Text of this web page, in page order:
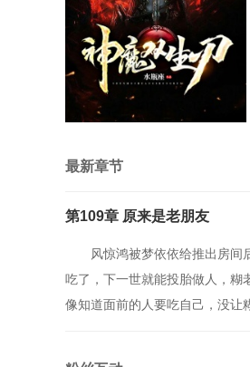
最新章节
第109章 原来是老朋友
风惊鸿被梦依依给推出房
吃了，下一世就能投胎做人，糊
像知道面前的人要吃自己，没让